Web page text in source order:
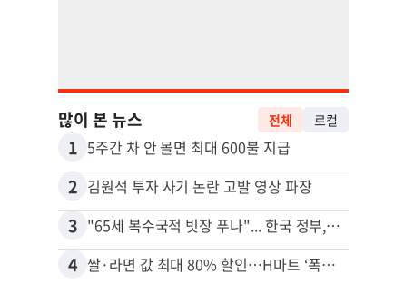
많이 본 뉴스 전체 로컬
1 5주간 차 안 몰면 최대 600불 지급
2 김원석 투자 사기 논란 고발 영상 파장
3 "65세 복수국적 빗장 푸나"... 한국 정부, 연령 완화 전면 추진
4 쌀·라면 값 최대 80% 할인…H마트 ‘폭탄 세일’